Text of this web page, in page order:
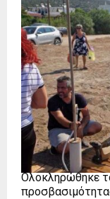
Ολοκληρώθηκε